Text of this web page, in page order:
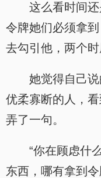
这么看时间
令牌她们必须拿
去勾引他，两个
她觉得自己
优柔寡断的人，
弄了一句。
“你在顾虑什
东西，哪有拿到令